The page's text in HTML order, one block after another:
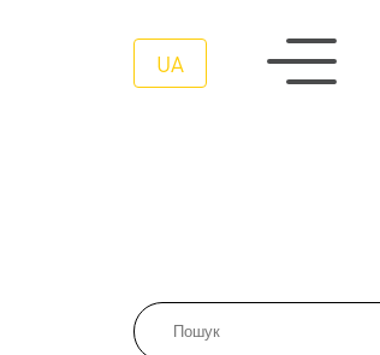
UA